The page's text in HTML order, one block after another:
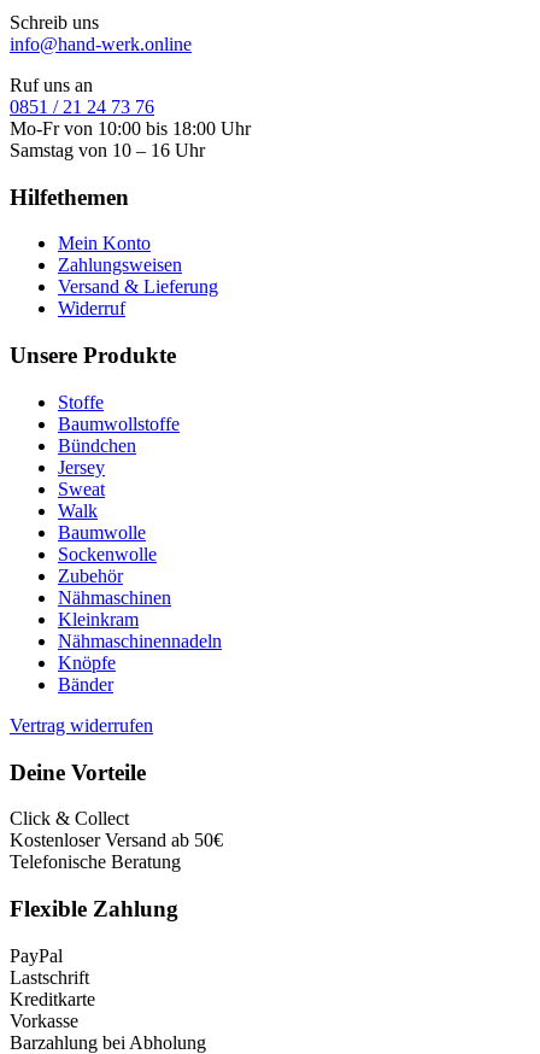
Schreib uns
info@hand-werk.online
Ruf uns an
0851 / 21 24 73 76
Mo-Fr von 10:00 bis 18:00 Uhr
Samstag von 10 – 16 Uhr
Hilfethemen
Mein Konto
Zahlungsweisen
Versand & Lieferung
Widerruf
Unsere Produkte
Stoffe
Baumwollstoffe
Bündchen
Jersey
Sweat
Walk
Baumwolle
Sockenwolle
Zubehör
Nähmaschinen
Kleinkram
Nähmaschinennadeln
Knöpfe
Bänder
Vertrag widerrufen
Deine Vorteile
Click & Collect
Kostenloser Versand ab 50€
Telefonische Beratung
Flexible Zahlung
PayPal
Lastschrift
Kreditkarte
Vorkasse
Barzahlung bei Abholung